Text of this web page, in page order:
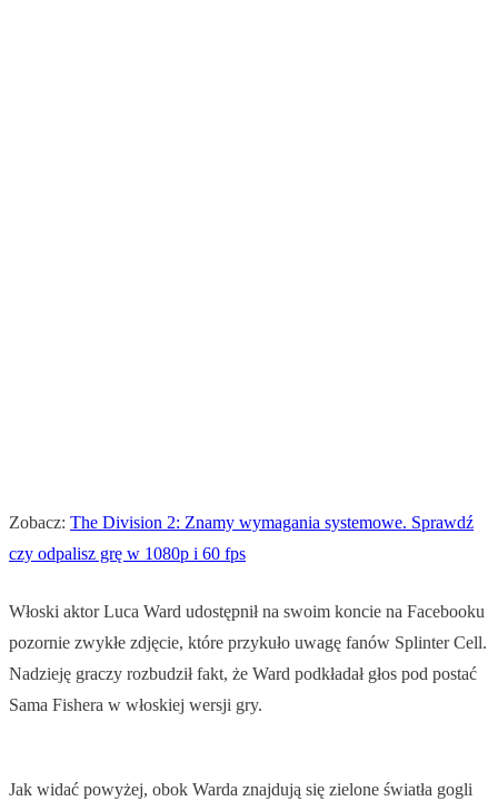
Zobacz: The Division 2: Znamy wymagania systemowe. Sprawdź
czy odpalisz grę w 1080p i 60 fps
Włoski aktor Luca Ward udostępnił na swoim koncie na Facebooku
pozornie zwykłe zdjęcie, które przykuło uwagę fanów Splinter Cell.
Nadzieję graczy rozbudził fakt, że Ward podkładał głos pod postać
Sama Fishera w włoskiej wersji gry.
Jak widać powyżej, obok Warda znajdują się zielone światła gogli